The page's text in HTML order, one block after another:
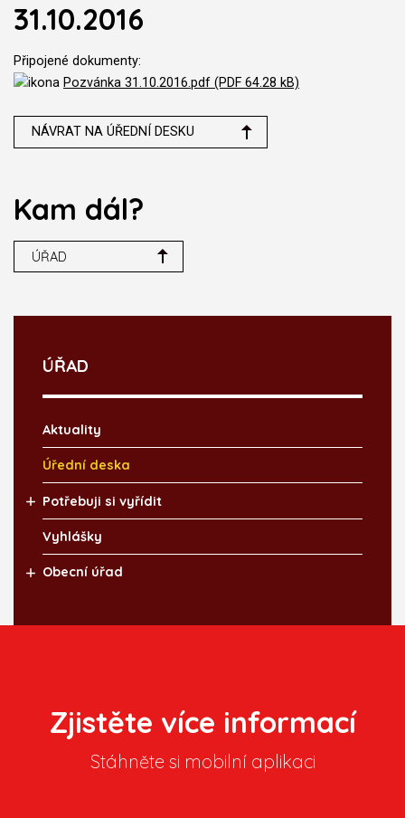
31.10.2016
Připojené dokumenty:
Pozvánka 31.10.2016.pdf (PDF 64.28 kB)
NÁVRAT NA ÚŘEDNÍ DESKU
Kam dál?
ÚŘAD
ÚŘAD
Aktuality
Úřední deska
Potřebuji si vyřídit
Vyhlášky
Obecní úřad
Zjistěte více informací
Stáhněte si mobilní aplikaci